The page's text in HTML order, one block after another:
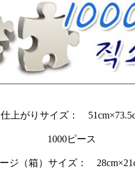
仕上がりサイズ：
1000ピース
ジ（箱）サイズ：